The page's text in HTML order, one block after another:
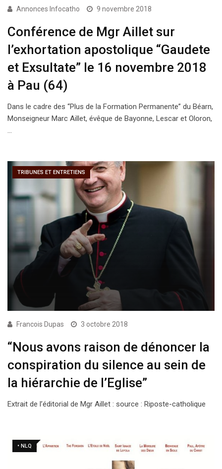
Annonces Infocatho 9 novembre 2018
Conférence de Mgr Aillet sur
l’exhortation apostolique “Gaudete
et Exsultate” le 16 novembre 2018
à Pau (64)
Dans le cadre des “Plus de la Formation Permanente” du Béarn,
Monseigneur Marc Aillet, évêque de Bayonne, Lescar et Oloron,
…
TRIBUNES ET ENTRETIENS
Francois Dupas 3 octobre 2018
“Nous avons raison de dénoncer la
conspiration du silence au sein de
la hiérarchie de l’Eglise”
Extrait de l’éditorial de Mgr Aillet : source : Riposte-catholique
• NLQ